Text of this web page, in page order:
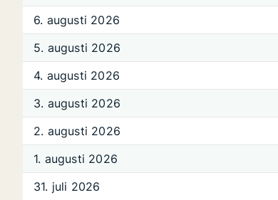
6. augusti 2026
5. augusti 2026
4. augusti 2026
3. augusti 2026
2. augusti 2026
1. augusti 2026
31. juli 2026